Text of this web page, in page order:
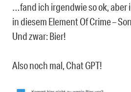
…fand ich irgendwie so ok, aber
in diesem Element Of Crime –
Und zwar: Bier!
Also noch mal, Chat GPT!